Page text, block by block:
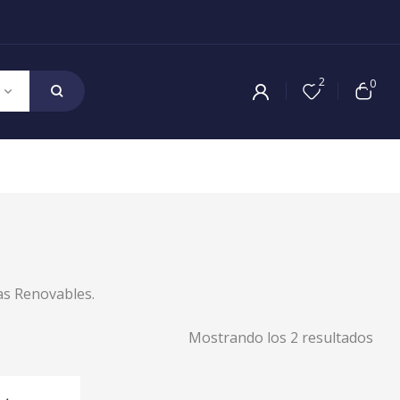
2 0
Renovables.
Mostrando los 2 resultados